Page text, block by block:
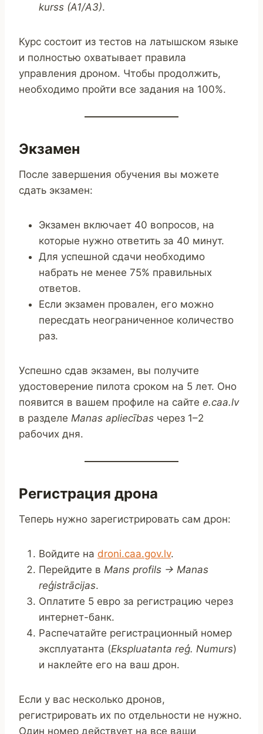
kurss (A1/A3).
Курс состоит из тестов на латышском языке
и полностью охватывает правила
управления дроном. Чтобы продолжить,
необходимо пройти все задания на 100%.
Экзамен
После завершения обучения вы можете
сдать экзамен:
Экзамен включает 40 вопросов, на
которые нужно ответить за 40 минут.
Для успешной сдачи необходимо
набрать не менее 75% правильных
ответов.
Если экзамен провален, его можно
пересдать неограниченное количество
раз.
Успешно сдав экзамен, вы получите
удостоверение пилота сроком на 5 лет. Оно
появится в вашем профиле на сайте e.caa.lv
в разделе Manas apliecības через 1–2
рабочих дня.
Регистрация дрона
Теперь нужно зарегистрировать сам дрон:
Войдите на droni.caa.gov.lv.
Перейдите в Mans profils → Manas
reģistrācijas.
Оплатите 5 евро за регистрацию через
интернет-банк.
Распечатайте регистрационный номер
эксплуатанта (Ekspluatanta reģ. Numurs)
и наклейте его на ваш дрон.
Если у вас несколько дронов,
регистрировать их по отдельности не нужно.
Один номер действует на все ваши